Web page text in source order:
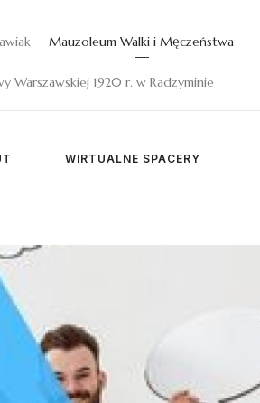
Mauzoleum Walki i Męczeństwa
Warszawskiej 1920 r. w Radzyminie
WIRTUALNE SPACERY